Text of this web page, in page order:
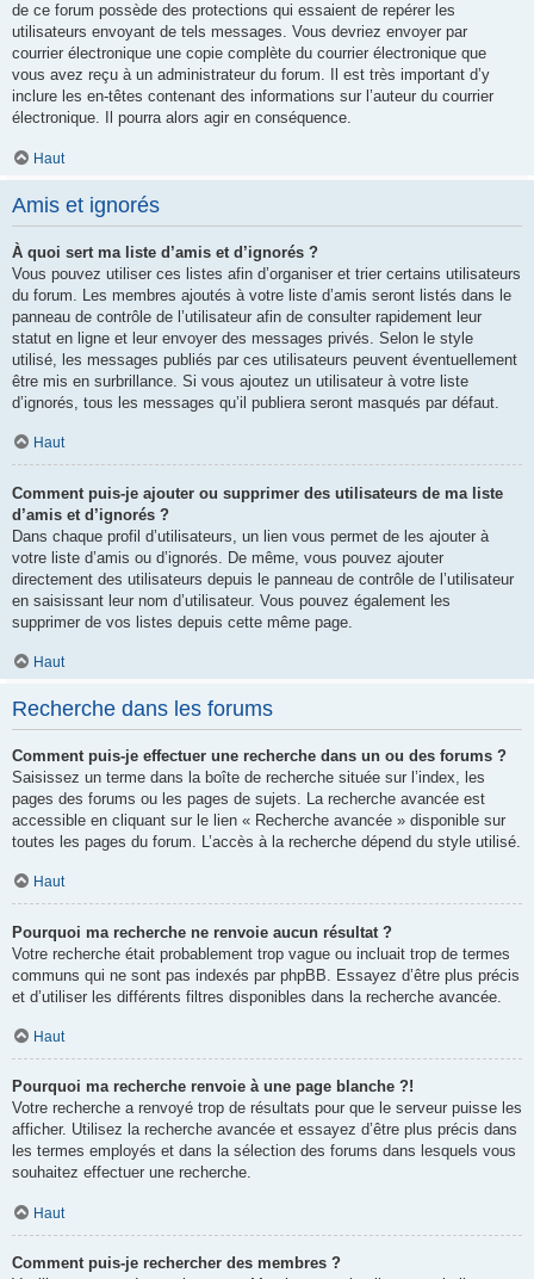
de ce forum possède des protections qui essaient de repérer les
utilisateurs envoyant de tels messages. Vous devriez envoyer par
courrier électronique une copie complète du courrier électronique que
vous avez reçu à un administrateur du forum. Il est très important d’y
inclure les en-têtes contenant des informations sur l’auteur du courrier
électronique. Il pourra alors agir en conséquence.
Haut
Amis et ignorés
À quoi sert ma liste d’amis et d’ignorés ?
Vous pouvez utiliser ces listes afin d’organiser et trier certains utilisateurs
du forum. Les membres ajoutés à votre liste d’amis seront listés dans le
panneau de contrôle de l’utilisateur afin de consulter rapidement leur
statut en ligne et leur envoyer des messages privés. Selon le style
utilisé, les messages publiés par ces utilisateurs peuvent éventuellement
être mis en surbrillance. Si vous ajoutez un utilisateur à votre liste
d’ignorés, tous les messages qu’il publiera seront masqués par défaut.
Haut
Comment puis-je ajouter ou supprimer des utilisateurs de ma liste
d’amis et d’ignorés ?
Dans chaque profil d’utilisateurs, un lien vous permet de les ajouter à
votre liste d’amis ou d’ignorés. De même, vous pouvez ajouter
directement des utilisateurs depuis le panneau de contrôle de l’utilisateur
en saisissant leur nom d’utilisateur. Vous pouvez également les
supprimer de vos listes depuis cette même page.
Haut
Recherche dans les forums
Comment puis-je effectuer une recherche dans un ou des forums ?
Saisissez un terme dans la boîte de recherche située sur l’index, les
pages des forums ou les pages de sujets. La recherche avancée est
accessible en cliquant sur le lien « Recherche avancée » disponible sur
toutes les pages du forum. L’accès à la recherche dépend du style utilisé.
Haut
Pourquoi ma recherche ne renvoie aucun résultat ?
Votre recherche était probablement trop vague ou incluait trop de termes
communs qui ne sont pas indexés par phpBB. Essayez d’être plus précis
et d’utiliser les différents filtres disponibles dans la recherche avancée.
Haut
Pourquoi ma recherche renvoie à une page blanche ?!
Votre recherche a renvoyé trop de résultats pour que le serveur puisse les
afficher. Utilisez la recherche avancée et essayez d’être plus précis dans
les termes employés et dans la sélection des forums dans lesquels vous
souhaitez effectuer une recherche.
Haut
Comment puis-je rechercher des membres ?